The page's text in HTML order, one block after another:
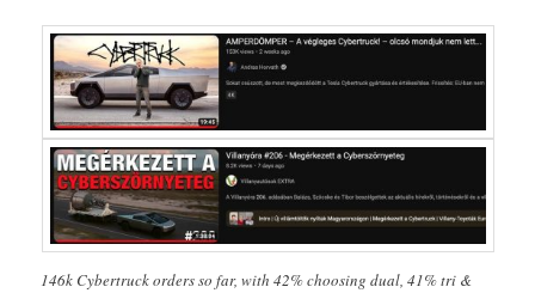
146k Cybertruck orders so far, with 42% choosing dual, 41% tri &